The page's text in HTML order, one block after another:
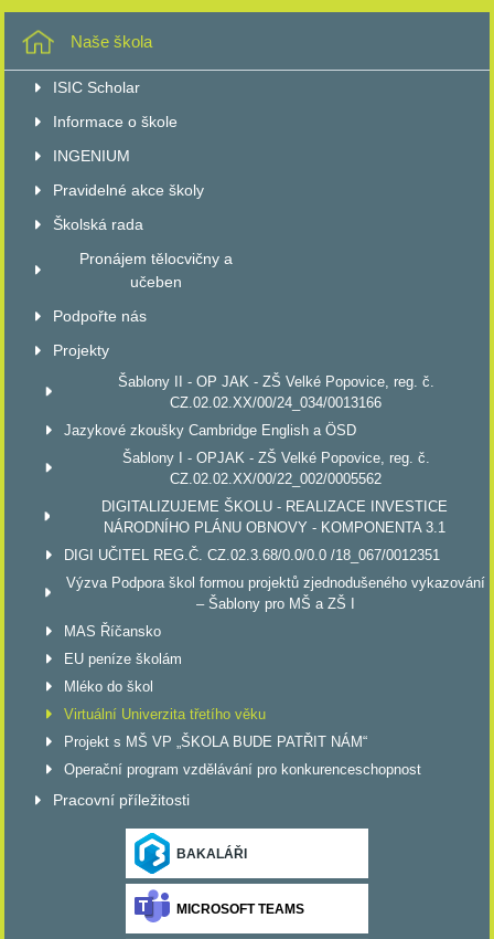
Naše škola
ISIC Scholar
Informace o škole
INGENIUM
Pravidelné akce školy
Školská rada
Pronájem tělocvičny a
učeben
Podpořte nás
Projekty
Šablony II - OP JAK - ZŠ Velké Popovice, reg. č.
CZ.02.02.XX/00/24_034/0013166
Jazykové zkoušky Cambridge English a ÖSD
Šablony I - OPJAK - ZŠ Velké Popovice, reg. č.
CZ.02.02.XX/00/22_002/0005562
DIGITALIZUJEME ŠKOLU - REALIZACE INVESTICE
NÁRODNÍHO PLÁNU OBNOVY - KOMPONENTA 3.1
DIGI UČITEL REG.Č. CZ.02.3.68/0.0/0.0 /18_067/0012351
Výzva Podpora škol formou projektů zjednodušeného vykazování
– Šablony pro MŠ a ZŠ I
MAS Říčansko
EU peníze školám
Mléko do škol
Virtuální Univerzita třetího věku
Projekt s MŠ VP „ŠKOLA BUDE PATŘIT NÁM“
Operační program vzdělávání pro konkurenceschopnost
Pracovní příležitosti
BAKALÁŘI
MICROSOFT TEAMS